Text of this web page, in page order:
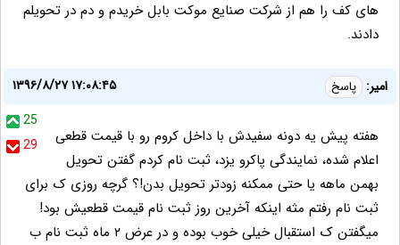
های کف را هم از شرکت صنایع موکت بابل خریدم و دم در تحویلم
دادند.
امیر: پاسخ
۱۳۹۶/۸/۲۷ ۱۷:۰۸:۴۵
25
29
هفته پیش یه دونه سفیدش با داخل کروم رو با قیمت قطعی
اعلام شده، نمایندگی ‌پاکرو یزد، ثبت نام کردم گفتن تحویل
بهمن ماهه یا حتی ممکنه زودتر تحویل بدن!؟ گرچه روزی ک برای
ثبت نام رفتم مثه اینکه آخرین روز ثبت نام قیمت قطعیش بود!
میگفتن ک استقبال خیلی خوب بوده و در عرض ۲ ماه ثبت نام ب